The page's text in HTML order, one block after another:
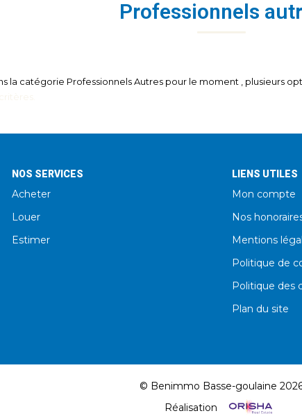
Professionnels
la catégorie Professionnels Autres pour le moment , plusieurs
NOS SERVICES
Acheter
Louer
Estimer
LIENS UTILES
Mon compte
Nos
Mentions
Politique de
Politique des
Plan du site
© Benimmo Basse-goulaine
Réalisation